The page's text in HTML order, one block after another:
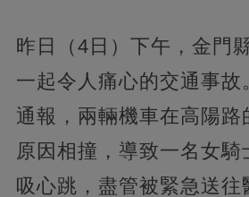
昨日（4日）下午，金門
一起令人痛心的交通事故
通報，兩輛機車在高陽路
原因相撞，導致一名女騎
吸心跳，盡管被緊急送往